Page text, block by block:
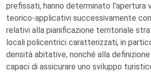
prefissati, hanno determinato l'apertura
teorico-applicativi successivamente
relativi alla pianificazione territoriale
locali policentrici caratterizzati, in
densità abitative, nonché alla
capaci di assicurare uno sviluppo